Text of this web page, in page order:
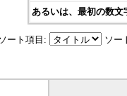
あるいは、最初の数
ソート項目: ソー